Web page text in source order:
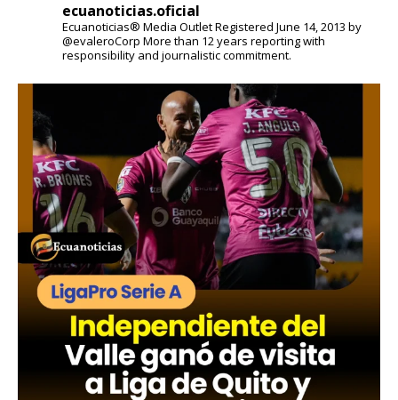
ecuanoticias.oficial
Ecuanoticias® Media OutletRegistered June 14, 2013 by
@evaleroCorp More than 12 years reporting with
responsibility and journalistic commitment.